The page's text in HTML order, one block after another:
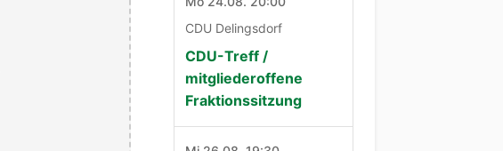
CDU Delingsdorf
CDU-Treff /
mitgliederoffene
Fraktionssitzung